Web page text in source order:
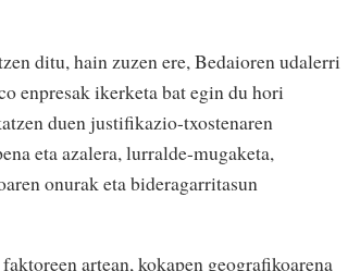
ditu, hain zuzen ere, Bedaioren udalerri
enpresak ikerketa bat egin du hori
duen justifikazio-txostenaren
eta azalera, lurralde-mugaketa,
onurak eta bideragarritasun
artean, kokapen geografikoarena